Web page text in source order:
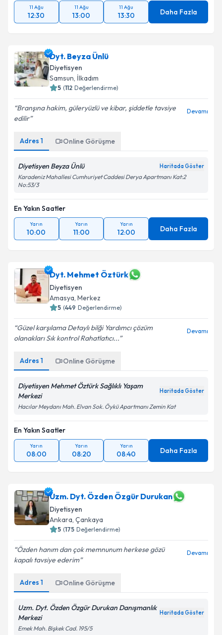
11 Ağu
12:30
11 Ağu
13:00
11 Ağu
13:30 Daha Fazla
Dyt. Beyza Ünlü
Diyetisyen
Samsun İlkadım
5 (112 Değerlendirme)
Branşına hakim, güleryüzlü ve kibar, şiddetle tavsiye
edilir
Devamı
Adres 1 Online Görüşme
Diyetisyen Beyza Ünlü Haritada Göster
Karadeniz Mahallesi Cumhuriyet Caddesi Derya Apartmanı Kat:2
No:53/3
En Yakın Saatler
Yarın
10:00
Yarın
11:00
Yarın
12:00 Daha Fazla
Dyt. Mehmet Öztürk
Diyetisyen
Amasya Merkez
5 (449 Değerlendirme)
Güzel karşılama Detaylı bilği Yardımcı çözüm
olanakları Sık kontrol Rahatlatıcı...
Devamı
Adres 1 Online Görüşme
Diyetisyen Mehmet Öztürk Sağlıklı Yaşam
Merkezi
Haritada Göster
Hacılar Meydanı Mah. Elvan Sok. Öykü Apartmanı Zemin Kat
En Yakın Saatler
Yarın
08:00
Yarın
08:20
Yarın
08:40 Daha Fazla
Uzm. Dyt. Özden Özgür Durukan
Diyetisyen
Ankara Çankaya
5 (175 Değerlendirme)
Özden hanım dan çok memnunum herkese gözü
kapalı tavsiye ederim
Devamı
Adres 1 Online Görüşme
Uzm. Dyt. Özden Özgür Durukan Danışmanlık
Merkezi
Haritada Göster
Emek Mah. Bişkek Cad. 195/5